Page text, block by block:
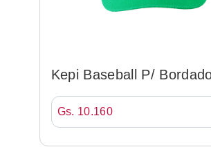
Kepi Baseball P/
Hoja
Gs. 10.160